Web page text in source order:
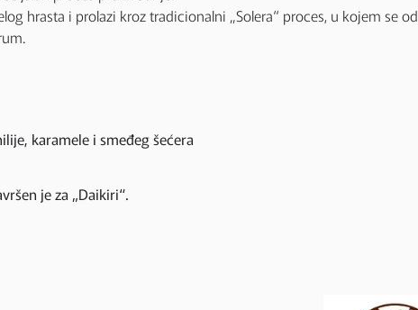
hrasta i prolazi kroz tradicionalni „Solera“ proces, u kojem se
karamele i smeđeg šećera
je za „Daikiri“.